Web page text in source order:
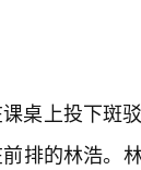
桌上投下斑
排的林浩。